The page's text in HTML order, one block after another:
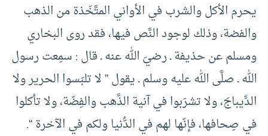
يحرم الأكل والشرب في الأواني المتَّخَذة من الذهب
والفضة، وذلك لوجود النَّص فيها، فقد روى البخاري
ومسلم عن حذيفة ـ رضيَ الله عنه ـ قال : سمِعت رسول
الله ـ صلَّى الله عليه وسلم ـ يقول ” لا تلبَسوا الحرير ولا
الدِّيباجَ، ولا تشرَبوا في آنية الذَّهب والفِضّة، ولا تأكلوا
في صِحافها، فإنّها لهم في الدُّنيا ولكم في الآخرة “.